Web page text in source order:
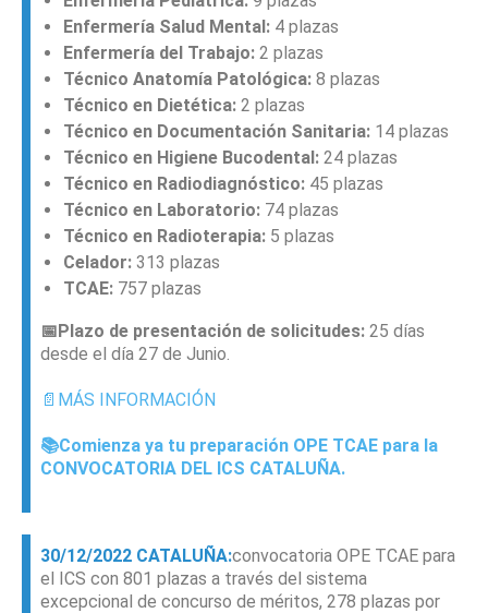
Enfermería Salud Mental: 4 plazas
Enfermería del Trabajo: 2 plazas
Técnico Anatomía Patológica: 8 plazas
Técnico en Dietética: 2 plazas
Técnico en Documentación Sanitaria: 14 plazas
Técnico en Higiene Bucodental: 24 plazas
Técnico en Radiodiagnóstico: 45 plazas
Técnico en Laboratorio: 74 plazas
Técnico en Radioterapia: 5 plazas
Celador: 313 plazas
TCAE: 757 plazas
📅Plazo de presentación de solicitudes: 25 días
desde el día 27 de Junio.
📄MÁS INFORMACIÓN
📚Comienza ya tu preparación OPE TCAE para la
CONVOCATORIA DEL ICS CATALUÑA.
30/12/2022 CATALUÑA:convocatoria OPE TCAE para
el ICS con 801 plazas a través del sistema
excepcional de concurso de méritos, 278 plazas por